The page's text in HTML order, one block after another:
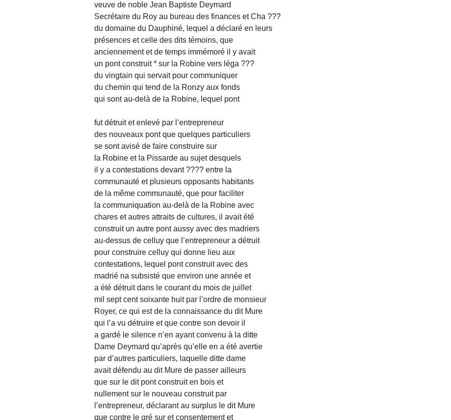
veuve de noble Jean Baptiste Deymard
Secrétaire du Roy au bureau des finances et Cha ???
du domaine du Dauphiné, lequel a déclaré en leurs
présences et celle des dits témoins, que
anciennement et de temps immémoré il y avait
un pont construit * sur la Robine vers léga ???
du vingtain qui servait pour communiquer
du chemin qui tend de la Ronzy aux fonds
qui sont au-delà de la Robine, lequel pont
fut détruit et enlevé par l’entrepreneur
des nouveaux pont que quelques particuliers
se sont avisé de faire construire sur
la Robine et la Pissarde au sujet desquels
il y a contestations devant ???? entre la
communauté et plusieurs opposants habitants
de la même communauté, que pour faciliter
la communiquation au-delà de la Robine avec
chares et autres attraits de cultures, il avait été
construit un autre pont aussy avec des madriers
au-dessus de celluy que l’entrepreneur a détruit
pour construire celluy qui donne lieu aux
contestations, lequel pont construit avec des
madrié na subsisté que environ une année et
a été détruit dans le courant du mois de juillet
mil sept cent soixante huit par l’ordre de monsieur
Royer, ce qui est de la connaissance du dit Mure
qui l’a vu détruire et que contre son devoir il
a gardé le silence n’en ayant convenu à la ditte
Dame Deymard qu’après qu’elle en a été avertie
par d’autres particuliers, laquelle ditte dame
avait défendu au dit Mure de passer ailleurs
que sur le dit pont construit en bois et
nullement sur le nouveau construit par
l’entrepreneur, déclarant au surplus le dit Mure
que contre le gré sur et consentement et